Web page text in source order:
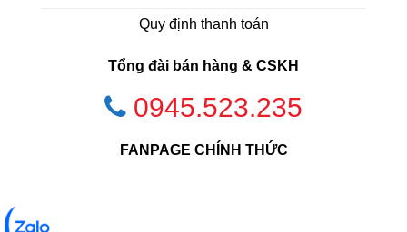
Quy định thanh toán
Tổng đài bán hàng & CSKH
0945.523.235
FANPAGE CHÍNH THỨC